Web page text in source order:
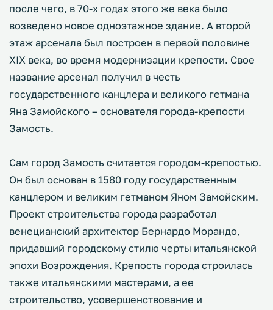
после чего, в 70-х годах этого же века было
возведено новое одноэтажное здание. А второй
этаж арсенала был построен в первой половине
XIX века, во время модернизации крепости. Свое
название арсенал получил в честь
государственного канцлера и великого гетмана
Яна Замойского – основателя города-крепости
Замость.
Сам город Замость считается городом-крепостью.
Он был основан в 1580 году государственным
канцлером и великим гетманом Яном Замойским.
Проект строительства города разработал
венецианский архитектор Бернардо Морандо,
придавший городскому стилю черты итальянской
эпохи Возрождения. Крепость города строилась
также итальянскими мастерами, а ее
строительство, усовершенствование и